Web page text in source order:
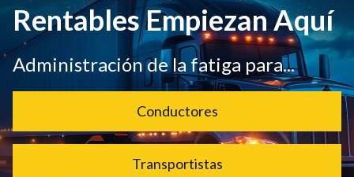
Rentables Empiezan Aquí
Administración de la fatiga para...
Conductores
Transportistas